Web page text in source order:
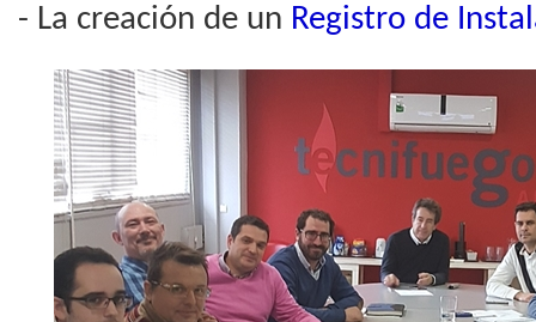
- La creación de un Registro de